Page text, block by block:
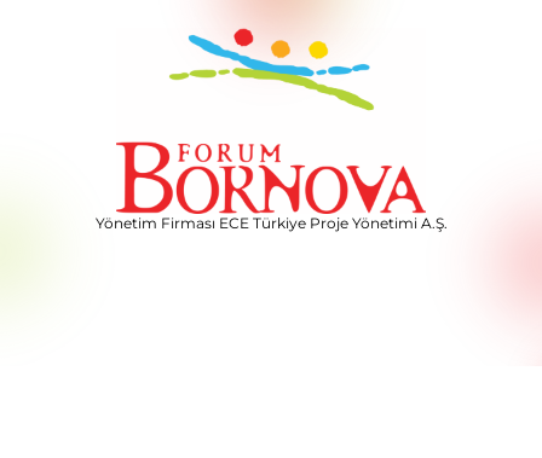
Yönetim Firması ECE Türkiye Proje Yönetimi A.Ş.